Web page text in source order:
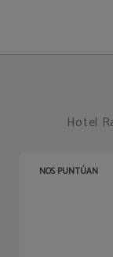
Hotel
NOS PUNTÚAN